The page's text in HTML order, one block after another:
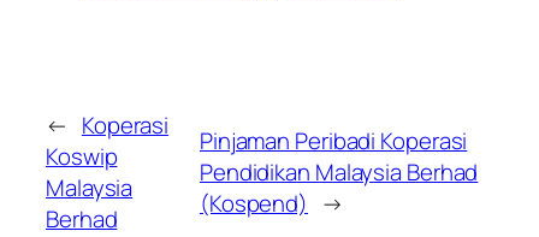
← Koperasi
Koswip
Malaysia
Berhad
Pinjaman Peribadi Koperasi
Pendidikan Malaysia Berhad
(Kospend) →